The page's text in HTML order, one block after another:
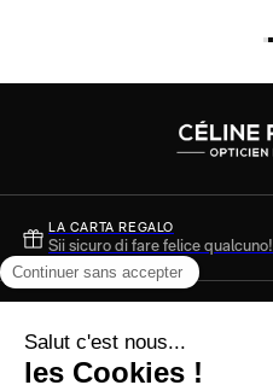
LA CARTA REGALO
Sii sicuro di fare felice qualcuno!
Consulta le nostre FAQ